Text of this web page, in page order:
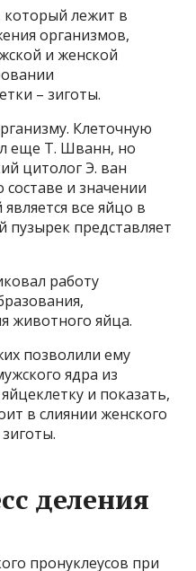
который лежит в
организмов,
и женской
– зиготы.
Клеточную
еще Т. Шванн, но
цитолог Э. ван
и значении
все яйцо в
представляет
работу
животного яйца.
позволили ему
ядра из
и показать,
в слиянии женского
деления
пронуклеусов при